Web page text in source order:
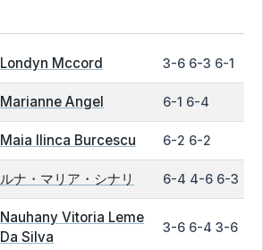
Londyn Mccord 3-6 6-3 6-1
Marianne Angel 6-1 6-4
Maia Ilinca Burcescu 6-2 6-2
ルナ・マリア・シナリ 6-4 4-6 6-3
Nauhany Vitoria Leme
Da Silva
3-6 6-4 3-6